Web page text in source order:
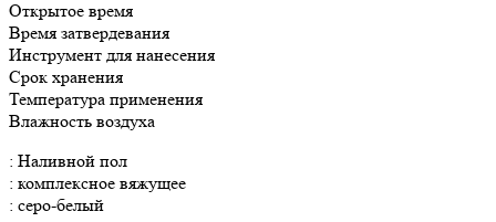
Открытое время
Время затвердевания
Инструмент для нанесения
Срок хранения
Температура применения
Влажность воздуха
: Наливной пол
: комплексное вяжущее
: серо-белый